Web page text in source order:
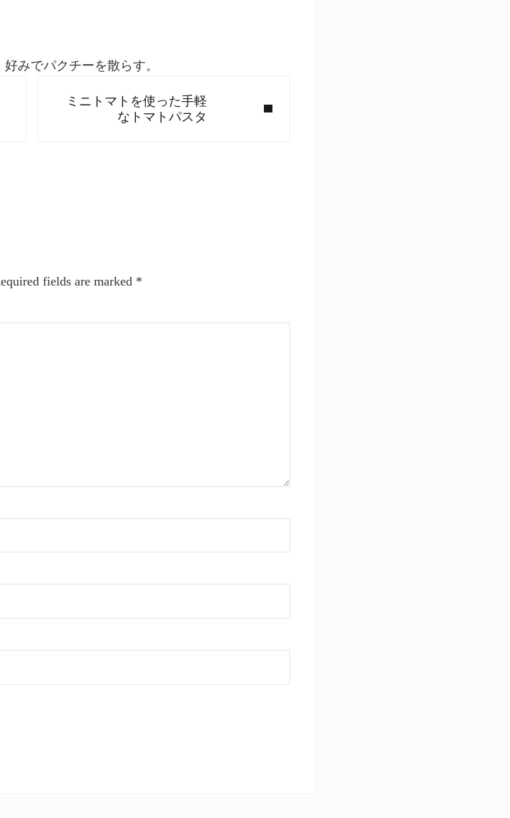
みでパクチーを散らす。
ミニトマトを使った手軽
なトマトパスタ
fields are marked *